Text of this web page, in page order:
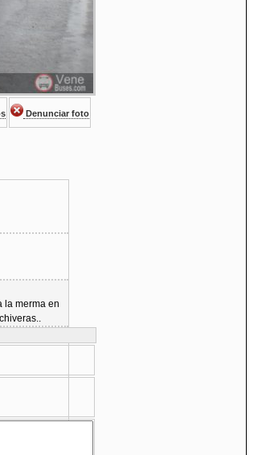
Denunciar foto
la merma en